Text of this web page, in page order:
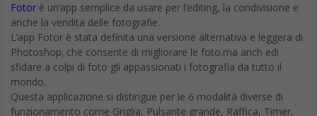
Fotor è un’app semplice da usare per l’editing, la condivisione e
anche la vendita delle fotografie.
L’app Fotor è stata definita una versione alternativa e leggera di
Photoshop; che consente di migliorare le foto.ma anch edi
sfidare a colpi di foto gli appassionati i fotografia da tutto il
mondo.
Questa applicazione si distingue per le 6 modalità diverse di
funzionamento come Griglia, Pulsante grande, Raffica, Timer,